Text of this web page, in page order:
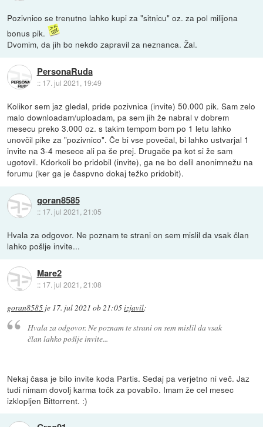
Pozivnico se trenutno lahko kupi za "sitnicu" oz. za pol milijona
bonus pik.
Dvomim, da jih bo nekdo zapravil za neznanca. Žal.
PersonaRuda
:: 17. jul 2021, 19:49
Kolikor sem jaz gledal, pride pozivnica (invite) 50.000 pik. Sam zelo
malo downloadam/uploadam, pa sem jih že nabral v dobrem
mesecu preko 3.000 oz. s takim tempom bom po 1 letu lahko
unovčil pike za "pozivnico". Če bi vse povečal, bi lahko ustvarjal 1
invite na 3-4 mesece ali pa še prej. Drugače pa kot si že sam
ugotovil. Kdorkoli bo pridobil (invite), ga ne bo delil anonimnežu na
forumu (ker ga je časpvno dokaj težko pridobit).
goran8585
:: 17. jul 2021, 21:05
Hvala za odgovor. Ne poznam te strani on sem mislil da vsak član
lahko pošlje invite...
Mare2
:: 17. jul 2021, 21:08
goran8585 je 17. jul 2021 ob 21:05izjavil:
Hvala za odgovor. Ne poznam te strani on sem mislil da vsak
član lahko pošlje invite...
Nekaj časa je bilo invite koda Partis. Sedaj pa verjetno ni več. Jaz
tudi nimam dovolj karma točk za povabilo. Imam že cel mesec
izklopljen Bittorrent. :)